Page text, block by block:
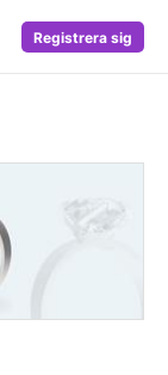
Registrera sig